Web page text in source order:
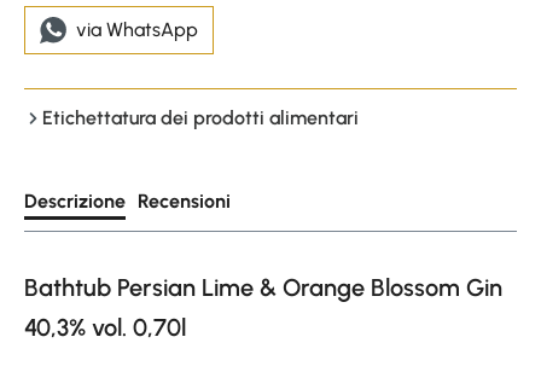
via WhatsApp
Etichettatura dei prodotti alimentari
Descrizione Recensioni
Bathtub Persian Lime & Orange Blossom Gin
40,3% vol. 0,70l